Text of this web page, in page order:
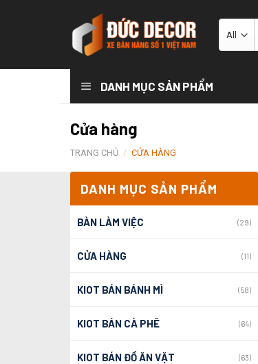
DANH MỤC SẢN PHẨM
Cửa hàng
TRANG CHỦ / CỬA HÀNG
DANH MỤC SẢN PHẨM
BÀN LÀM VIỆC (29)
CỬA HÀNG (11)
KIOT BÁN BÁNH MÌ (58)
KIOT BÁN CÀ PHÊ (64)
KIOT BÁN ĐỒ ĂN VẶT (63)